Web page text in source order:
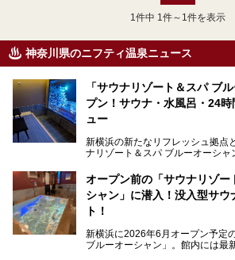
1 件中 1件～1件を表示
神奈川県のニフティ温泉ニュース
「サウナリゾート＆スパ ブ
プン！サウナ・水風呂・24
ュー
新横浜の新たなリフレッシュ拠点
ナリゾート＆スパ ブルーオーシャ
す。サウナや水風呂の気持ちよさ
ペースの過ごしやすさまで徹底チ
常の疲れをリセットしたい人、ラ
は必見です。
オープン前の「サウナリゾー
シャン」に潜入！没入型サ
ト！
新横浜に2026年6月オープン予定
ブルーオーシャン」。館内には最